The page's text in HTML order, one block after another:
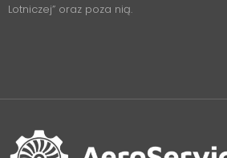
Lotniczej” oraz poza nią.